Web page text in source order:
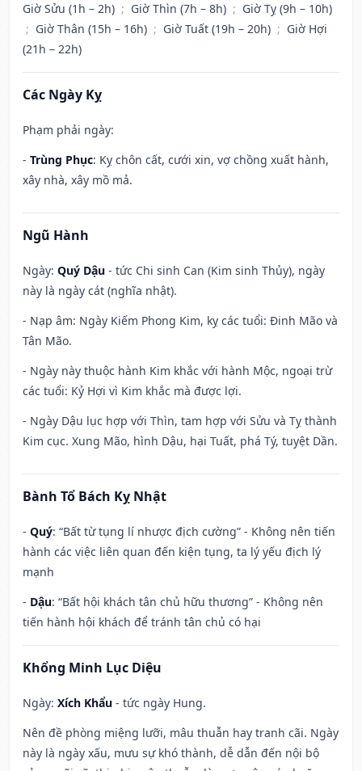
Giờ Sửu (1h – 2h) ; Giờ Thìn (7h – 8h) ; Giờ Tỵ (9h – 10h)
; Giờ Thân (15h – 16h) ; Giờ Tuất (19h – 20h) ; Giờ Hợi
(21h – 22h)
Các Ngày Kỵ
Phạm phải ngày:
- Trùng Phục: Kỵ chôn cất, cưới xin, vợ chồng xuất hành,
xây nhà, xây mồ mả.
Ngũ Hành
Ngày: Quý Dậu - tức Chi sinh Can (Kim sinh Thủy), ngày
này là ngày cát (nghĩa nhật).
- Nạp âm: Ngày Kiếm Phong Kim, kỵ các tuổi: Đinh Mão và
Tân Mão.
- Ngày này thuộc hành Kim khắc với hành Mộc, ngoại trừ
các tuổi: Kỷ Hợi vì Kim khắc mà được lợi.
- Ngày Dậu lục hợp với Thìn, tam hợp với Sửu và Tỵ thành
Kim cục. Xung Mão, hình Dậu, hại Tuất, phá Tý, tuyệt Dần.
Bành Tổ Bách Kỵ Nhật
- Quý: “Bất từ tụng lí nhược địch cường” - Không nên tiến
hành các việc liên quan đến kiện tụng, ta lý yếu địch lý
mạnh
- Dậu: “Bất hội khách tân chủ hữu thương” - Không nên
tiến hành hội khách để tránh tân chủ có hại
Khổng Minh Lục Diệu
Ngày: Xích Khẩu - tức ngày Hung.
Nên đề phòng miệng lưỡi, mâu thuẫn hay tranh cãi. Ngày
này là ngày xấu, mưu sự khó thành, dễ dẫn đến nội bộ